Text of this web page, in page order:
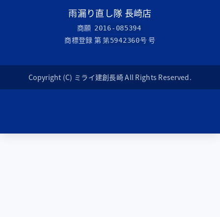
雨漏り直し隊 長崎店
商願 2016-085394
商標登録 第第5942360号 号
Copyright (C) ミライ建創長崎 All Rights Reserved.